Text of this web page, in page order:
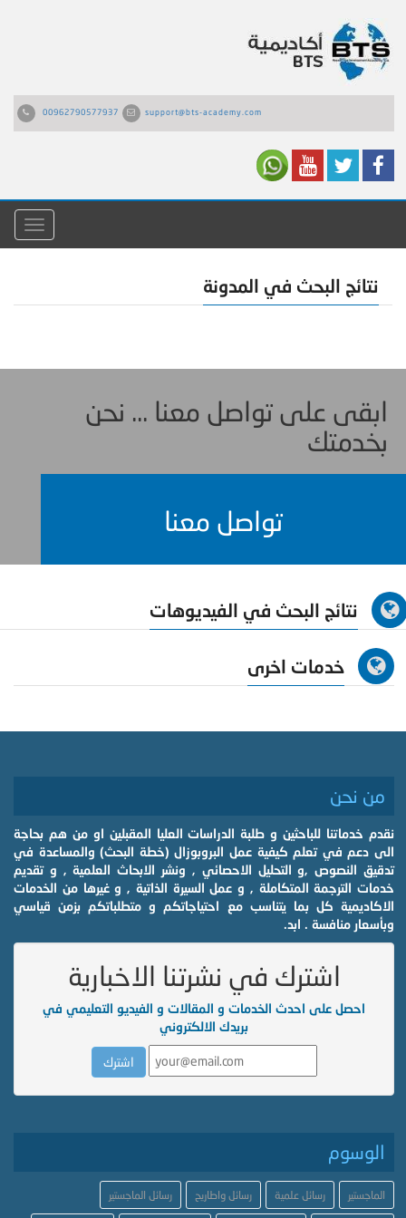
00962790577937 support@bts-academy.com
القائمة
نتائج البحث في المدونة
ابقى على تواصل معنا ... نحن
بخدمتك
تواصل معنا
نتائج البحث في الفيديوهات
خدمات اخرى
من نحن
نقدم خدماتنا للباحثين و طلبة الدراسات العليا المقبلين او من هم بحاجة
الى دعم في تعلم كيفية عمل البروبوزال (خطة البحث) والمساعدة في
تدقيق النصوص ,و التحليل الاحصائي , ونشر الابحاث العلمية , و تقديم
خدمات الترجمة المتكاملة , و عمل السيرة الذاتية , و غيرها من الخدمات
الاكاديمية كل بما يتناسب مع احتياجاتكم و متطلباتكم بزمن قياسي
وبأسعار منافسة . ابد.
اشترك في نشرتنا الاخبارية
احصل على احدث الخدمات و المقالات و الفيديو التعليمي في
بريدك الالكتروني
الوسوم
الماجستير رسائل علمية رسائل واطاريح رسائل الماجستير